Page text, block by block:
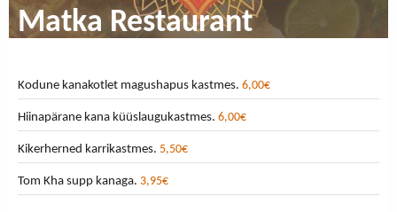
Matka Restaurant
Kodune kanakotlet magushapus kastmes. 6,00€
Hiinapärane kana küüslaugukastmes. 6,00€
Kikerherned karrikastmes. 5,50€
Tom Kha supp kanaga. 3,95€